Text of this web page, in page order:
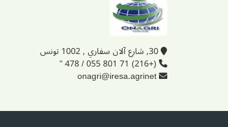
30, شارع آلان سفاري , 1002 تونس
(+216) 71 801 055 / 478 "
onagri@iresa.agrinet